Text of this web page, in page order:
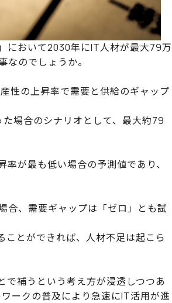
において2030年にIT人材が最大79万
のでしょうか。
性の上昇率で需要と供給のギャップ
場合のシナリオとして、最大約79
が最も低い場合の予測値であり、
合、需要ギャップは「ゼロ」とも試
とができれば、人材不足は起こら
で補うという考え方が浸透しつつあ
ークの普及により急速にIT活用が進